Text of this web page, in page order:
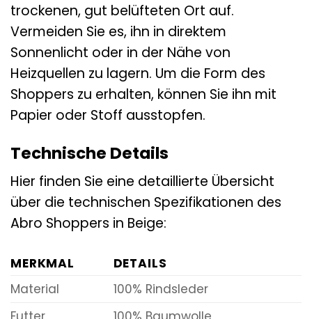
trockenen, gut belüfteten Ort auf.
Vermeiden Sie es, ihn in direktem
Sonnenlicht oder in der Nähe von
Heizquellen zu lagern. Um die Form des
Shoppers zu erhalten, können Sie ihn mit
Papier oder Stoff ausstopfen.
Technische Details
Hier finden Sie eine detaillierte Übersicht
über die technischen Spezifikationen des
Abro Shoppers in Beige:
MERKMAL
DETAILS
Material
100% Rindsleder